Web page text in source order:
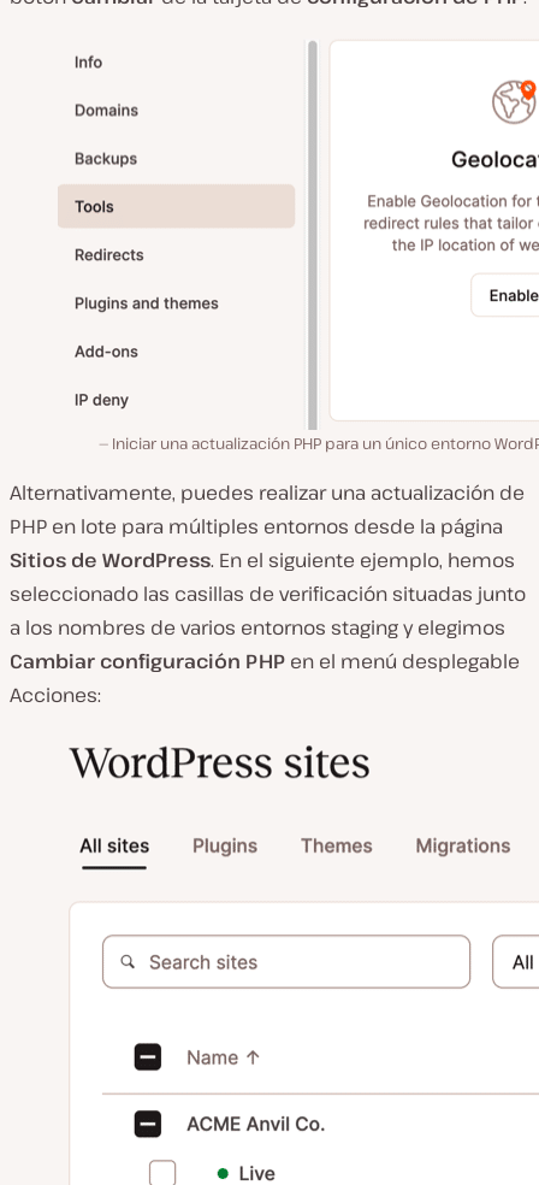
Iniciar una actualización PHP para un único entorno
Alternativamente, puedes realizar una actualización de
PHP en lote para múltiples entornos desde la página
Sitios de WordPress. En el siguiente ejemplo, hemos
seleccionado las casillas de verificación situadas junto
a los nombres de varios entornos staging y elegimos
Cambiar configuración PHP en el menú desplegable
Acciones: